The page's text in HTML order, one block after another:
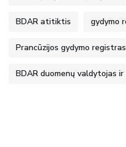
BDAR atitiktis gydymo
Prancūzijos gydymo registras
BDAR duomenų valdytojas ir